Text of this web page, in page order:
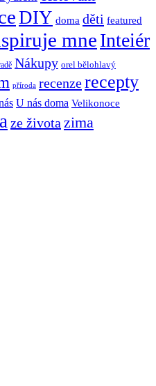
DIY doma děti featured
mneInteiér
Nákupy orel bělohlavý
příroda recenzerecepty
U nás doma Velikonoce
ze života zima